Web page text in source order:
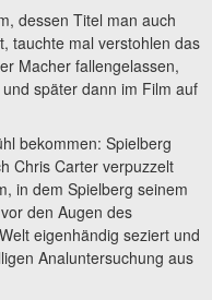
dessen Titel man auch
tauchte mal verstohlen das
Macher fallengelassen,
später dann im Film auf
bekommen: Spielberg
Chris Carter verpuzzelt
in dem Spielberg seinem
den Augen des
eigenhändig seziert und
Analuntersuchung aus